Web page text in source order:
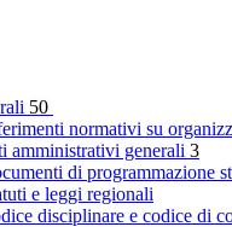
50
normativi su
amministrativi generali 3
di programmazione
e leggi regionali
disciplinare e codice di